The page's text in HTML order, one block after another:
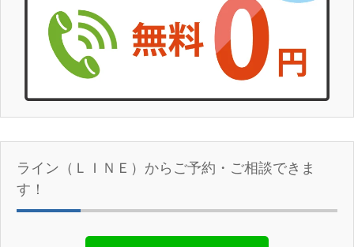
ライン（ＬＩＮＥ）からご予約・ご相談できま
す！